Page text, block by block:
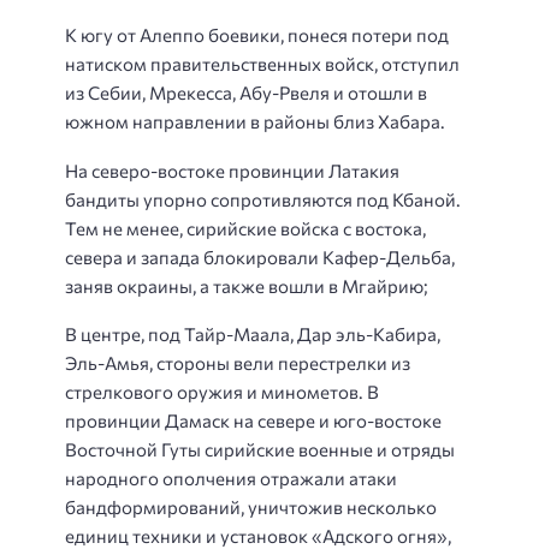
К югу от Алеппо боевики, понеся потери под
натиском правительственных войск, отступил
из Себии, Мрекесса, Абу-Рвеля и отошли в
южном направлении в районы близ Хабара.
На северо-востоке провинции Латакия
бандиты упорно сопротивляются под Кбаной.
Тем не менее, сирийские войска с востока,
севера и запада блокировали Кафер-Дельба,
заняв окраины, а также вошли в Мгайрию;
В центре, под Тайр-Маала, Дар эль-Кабира,
Эль-Амья, стороны вели перестрелки из
стрелкового оружия и минометов. В
провинции Дамаск на севере и юго-востоке
Восточной Гуты сирийские военные и отряды
народного ополчения отражали атаки
бандформирований, уничтожив несколько
единиц техники и установок «Адского огня»,